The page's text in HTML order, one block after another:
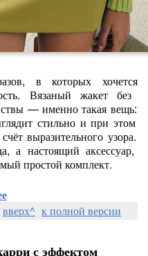
в которых хочется
Вязаный жакетбез
— именно такая вещь:
стильнои при этом
счётвыразительного узора.
а настоящий аксессуар,
простой комплект.
вверх^ к полной версии
с эффектом